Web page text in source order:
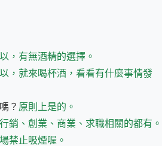
，有無酒精的選擇。
，就來喝杯酒，看看有什麼事情發
？ 原則上是的。
銷、創業、商業、求職相關的都有。
禁止吸煙喔。